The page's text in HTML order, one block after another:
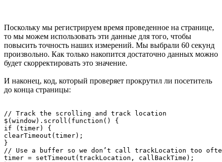
Поскольку мы регистрируем время проведенное на странице,
то мы можем использовать эти данные для того, чтобы
повысить точность наших измерений. Мы выбрали 60 секунд
произвольно. Как только накопится достаточно данных можно
будет скорректировать это значение.
И наконец, код, который проверяет прокрутил ли посетитель
до конца страницы:
// Track the scrolling and track location
$(window).scroll(function() {
if (timer) {
clearTimeout(timer);
}
// Use a buffer so we don’t call trackLocation too
timer = setTimeout(trackLocation, callBackTime);